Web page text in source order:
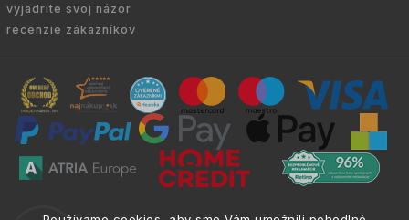
vyjadrite svoj názor
recenzie zákazníkov